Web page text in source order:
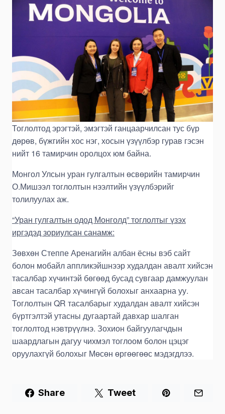
Тоглолтод эрэгтэй, эмэгтэй ганцаарчилсан тус бүр
дөрөв, бүжгийн хос нэг, хосын үзүүлбэр гурав гэсэн
нийт 16 тамирчин оролцох юм байна.
Монгол Улсын уран гулгалтын өсвөрийн тамирчин
О.Мишээл тоглолтын нээлтийн үзүүлбэрийг
толилуулах аж.
“Уран гулгалтын одод Монголд” тоглолтыг үзэх
иргэдэд зориулсан санамж:
Зөвхөн Степпе Аренагийн албан ёсны вэб сайт
болон мобайл аппликэйшнээр худалдан авалт хийсэн
тасалбар хүчинтэй бөгөөд бусад сувгаар дамжуулан
авсан тасалбар хүчингүй болохыг анхаарна уу.
Тоглолтын QR тасалбарыг худалдан авалт хийсэн
бүртгэлтэй утасны дугаартай давхар шалган
тоглолтод нэвтрүүлнэ. Зохион байгуулагчдын
шаардлагын дагуу чихмэл тоглоом болон цэцэг
оруулахгүй болохыг Мөсөн өргөөгөөс мэдэгдлээ.
Share Tweet